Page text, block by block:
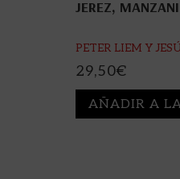
JEREZ,
PETER LIEM Y
29,50€
AÑADIR A